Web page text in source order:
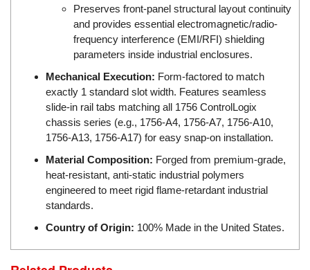
EGE Elektronik
Eilersen Vietnam
Ekstrom-Carlson
Elands Cable Vietnam
Elap Vietnam
Electro Adda
Electro Industries
Electronic Design System S.R.L Vietnam
Electronics Inc. Viet Nam
Preserves front-panel structural layout continuity
and provides essential electromagnetic/radio-
frequency interference (EMI/RFI) shielding
parameters inside industrial enclosures.
Mechanical Execution: Form-factored to match
exactly 1 standard slot width. Features seamless
slide-in rail tabs matching all 1756 ControlLogix
chassis series (e.g., 1756-A4, 1756-A7, 1756-A10,
1756-A13, 1756-A17) for easy snap-on installation.
Material Composition: Forged from premium-grade,
heat-resistant, anti-static industrial polymers
engineered to meet rigid flame-retardant industrial
standards.
Country of Origin: 100% Made in the United States.